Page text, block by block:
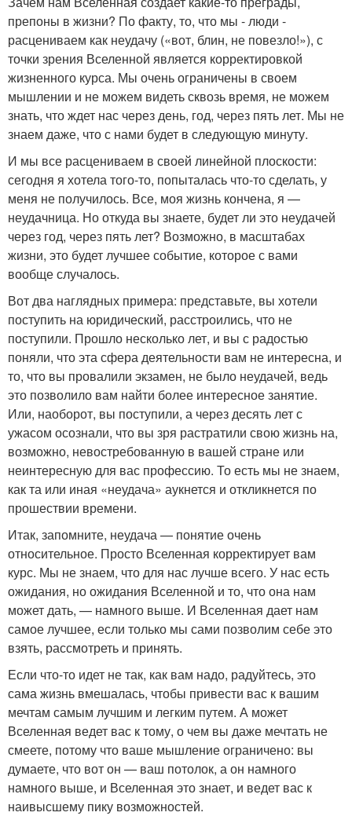
препоны в жизни? По факту, то, что мы - люди -
расцениваем как неудачу («вот, блин, не повезло!»), с
точки зрения Вселенной является корректировкой
жизненного курса. Мы очень ограничены в своем
мышлении и не можем видеть сквозь время, не можем
знать, что ждет нас через день, год, через пять лет. Мы не
знаем даже, что с нами будет в следующую минуту.
И мы все расцениваем в своей линейной плоскости:
сегодня я хотела того-то, попыталась что-то сделать, у
меня не получилось. Все, моя жизнь кончена, я —
неудачница. Но откуда вы знаете, будет ли это неудачей
через год, через пять лет? Возможно, в масштабах
жизни, это будет лучшее событие, которое с вами
вообще случалось.
Вот два наглядных примера: представьте, вы хотели
поступить на юридический, расстроились, что не
поступили. Прошло несколько лет, и вы с радостью
поняли, что эта сфера деятельности вам не интересна, и
то, что вы провалили экзамен, не было неудачей, ведь
это позволило вам найти более интересное занятие.
Или, наоборот, вы поступили, а через десять лет с
ужасом осознали, что вы зря растратили свою жизнь на,
возможно, невостребованную в вашей стране или
неинтересную для вас профессию. То есть мы не знаем,
как та или иная «неудача» аукнется и откликнется по
прошествии времени.
Итак, запомните, неудача — понятие очень
относительное. Просто Вселенная корректирует вам
курс. Мы не знаем, что для нас лучше всего. У нас есть
ожидания, но ожидания Вселенной и то, что она нам
может дать, — намного выше. И Вселенная дает нам
самое лучшее, если только мы сами позволим себе это
взять, рассмотреть и принять.
Если что-то идет не так, как вам надо, радуйтесь, это
сама жизнь вмешалась, чтобы привести вас к вашим
мечтам самым лучшим и легким путем. А может
Вселенная ведет вас к тому, о чем вы даже мечтать не
смеете, потому что ваше мышление ограничено: вы
думаете, что вот он — ваш потолок, а он намного
намного выше, и Вселенная это знает, и ведет вас к
наивысшему пику возможностей.